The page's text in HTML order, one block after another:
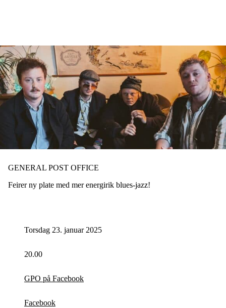
GENERAL POST OFFICE
Feirer ny plate med mer energirik blues-jazz!
Torsdag 23. januar 2025
20.00
GPO på Facebook
Facebook